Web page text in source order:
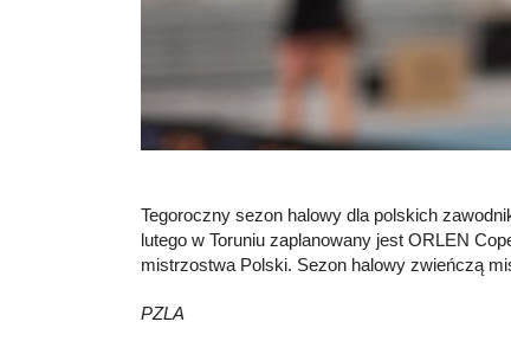
Tegoroczny sezon halowy dla polskich
lutego w Toruniu zaplanowany jest ORLEN
mistrzostwa Polski. Sezon halowy zwieńczą
PZLA